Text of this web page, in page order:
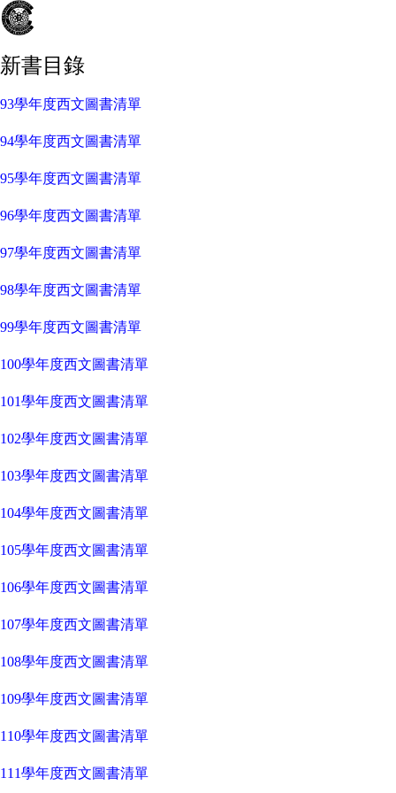
新書目錄
93學年度西文圖書清單
94學年度西文圖書清單
95學年度西文圖書清單
96學年度西文圖書清單
97學年度西文圖書清單
98學年度西文圖書清單
99學年度西文圖書清單
100學年度西文圖書清單
101學年度西文圖書清單
102學年度西文圖書清單
103學年度西文圖書清單
104學年度西文圖書清單
105學年度西文圖書清單
106學年度西文圖書清單
107學年度西文圖書清單
108學年度西文圖書清單
109學年度西文圖書清單
110學年度西文圖書清單
111學年度西文圖書清單